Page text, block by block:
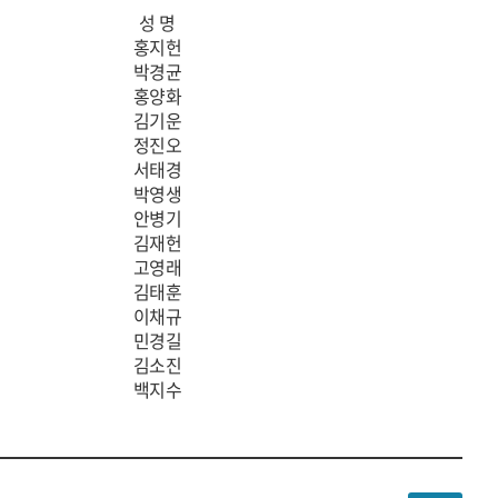
성 명
홍지헌
박경균
홍양화
김기운
정진오
서태경
박영생
안병기
김재헌
고영래
김태훈
이채규
민경길
김소진
백지수